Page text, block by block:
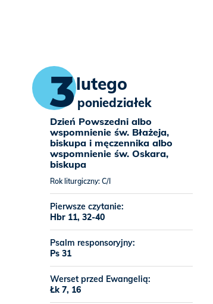
3lutego
poniedziałek
Dzień Powszedni albo
wspomnienie św. Błażeja,
biskupa i męczennika albo
wspomnienie św. Oskara,
biskupa
Rok liturgiczny: C/I
Pierwsze czytanie:
Hbr 11, 32-40
Psalm responsoryjny:
Ps 31
Werset przed Ewangelią:
Łk 7, 16